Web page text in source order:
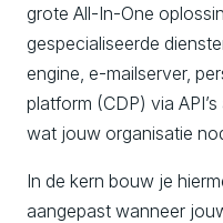
grote All-In-One
gespecialiseerde
engine, e-mailserver,
platform (CDP) via
wat jouw organisatie
In de kern bouw je
aangepast wanneer